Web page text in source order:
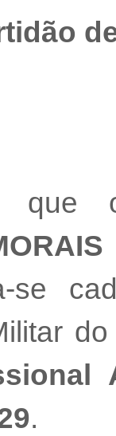
se
.